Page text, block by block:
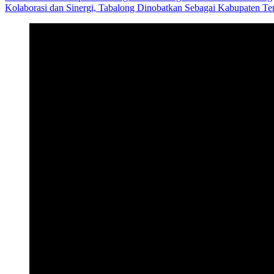
Kolaborasi dan Sinergi, Tabalong Dinobatkan Sebagai Kabupaten